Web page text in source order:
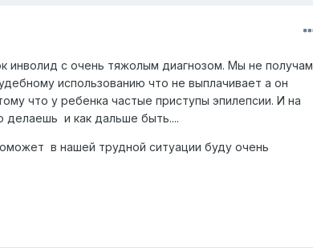
инволид с очень тяжолым диагнозом. Мы не получам
использованию что не выплачивает а он
что у ребенка частые приступы эпилепсии. И на
делаешь и как дальше быть....
в нашей трудной ситуации буду очень